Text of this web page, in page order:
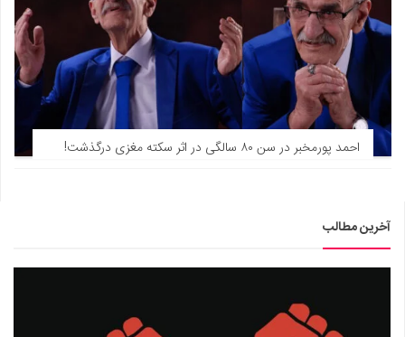
احمد پورمخبر در سن ۸۰ سالگی در اثر سکته مغزی درگذشت!
آخرین مطالب